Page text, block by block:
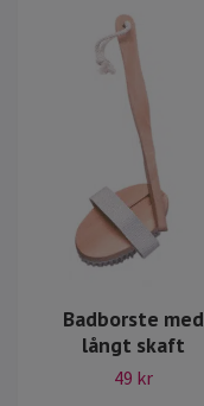
Badborste med
långt skaft
49 kr